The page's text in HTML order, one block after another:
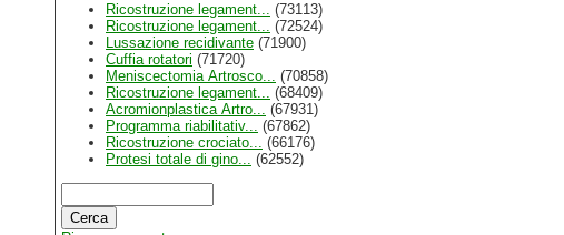
Ricostruzione legament... (73113)
Ricostruzione legament... (72524)
Lussazione recidivante (71900)
Cuffia rotatori (71720)
Meniscectomia Artrosco... (70858)
Ricostruzione legament... (68409)
Acromionplastica Artro... (67931)
Programma riabilitativ... (67862)
Ricostruzione crociato... (66176)
Protesi totale di gino... (62552)